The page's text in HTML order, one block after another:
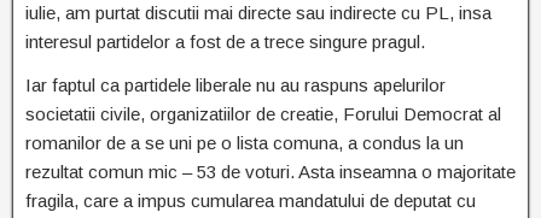
iulie, am purtat discutii mai directe sau indirecte cu PL, insa
interesul partidelor a fost de a trece singure pragul.
Iar faptul ca partidele liberale nu au raspuns apelurilor
societatii civile, organizatiilor de creatie, Forului Democrat al
romanilor de a se uni pe o lista comuna, a condus la un
rezultat comun mic – 53 de voturi. Asta inseamna o majoritate
fragila, care a impus cumularea mandatului de deputat cu